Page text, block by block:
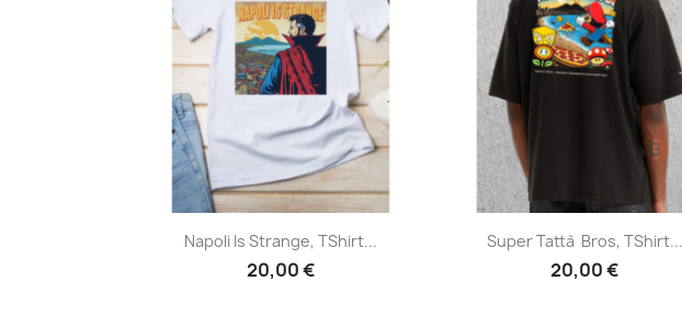
 Anteprima
Napoli Is Strange, TShirt...
20,00 €
Anteprima
Super Tattà Bros, TShirt...
20,00 €